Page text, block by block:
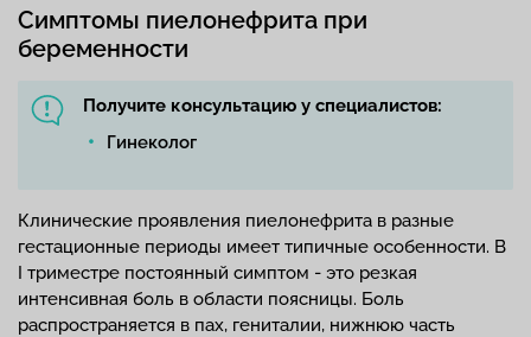
Симптомы пиелонефрита при
беременности
Получите консультацию у специалистов:
Гинеколог
Клинические проявления пиелонефрита в разные
гестационные периоды имеет типичные особенности. В
I триместре постоянный симптом - это резкая
интенсивная боль в области поясницы. Боль
распространяется в пах, гениталии, нижнюю часть